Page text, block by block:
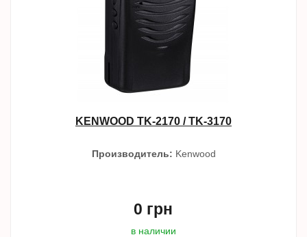
KENWOOD TK-2170 / TK-3170
Производитель: Kenwood
0 грн
в наличии